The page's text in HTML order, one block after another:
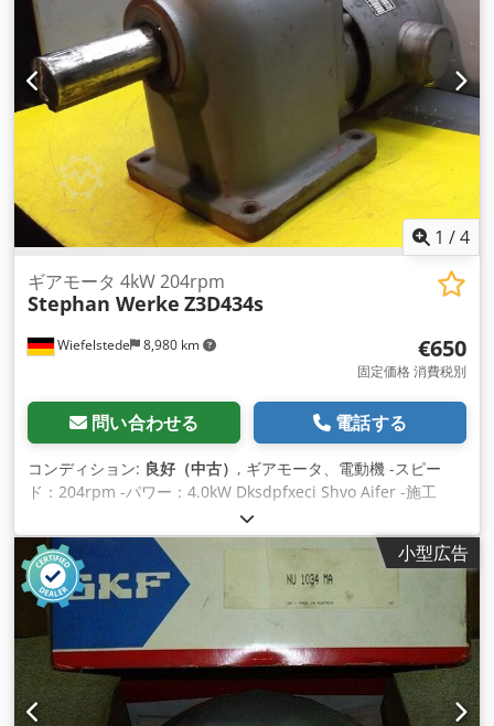
1 /4
Wiefelstede 8,980 km
ギアモータ 4kW 204rpm
Stephan Werke Z3D434s
€650
固定価格 消費税別
問い合わせる 電話する
コンディション: 良好（中古） , ギアモータ、電動機 -スピー
ド：204rpm -パワー：4.0kW Dksdpfxeci Shvo Aifer -施工
中。B3 -直径シャフト。Ø 60 の mm -保護クラス。IP 33 -寸法
図。 -重量: 113 kg
小型広告